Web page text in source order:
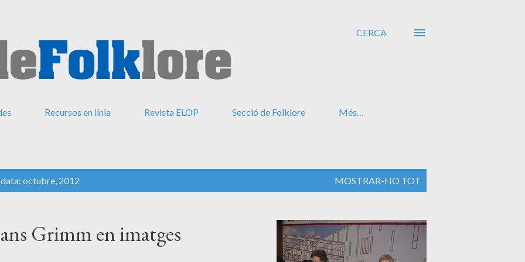
CERCA
Recursos en línia Revista ELOP Secció de Folklore Més…
octubre, 2012 MOSTRAR-HO TOT
Grimm en imatges